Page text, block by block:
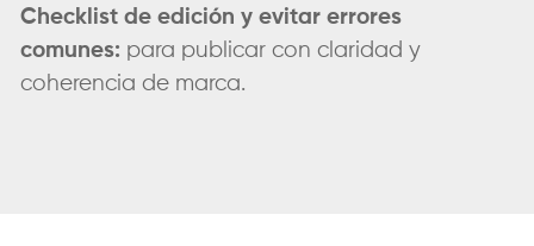
Checklist de edición y evitar errores
comunes: para publicar con claridad y
coherencia de marca.